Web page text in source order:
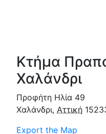
Κτήμα
Χαλάνδρι
Προφήτη Ηλία 49
Χαλάνδρι, Αττική
Export the Map